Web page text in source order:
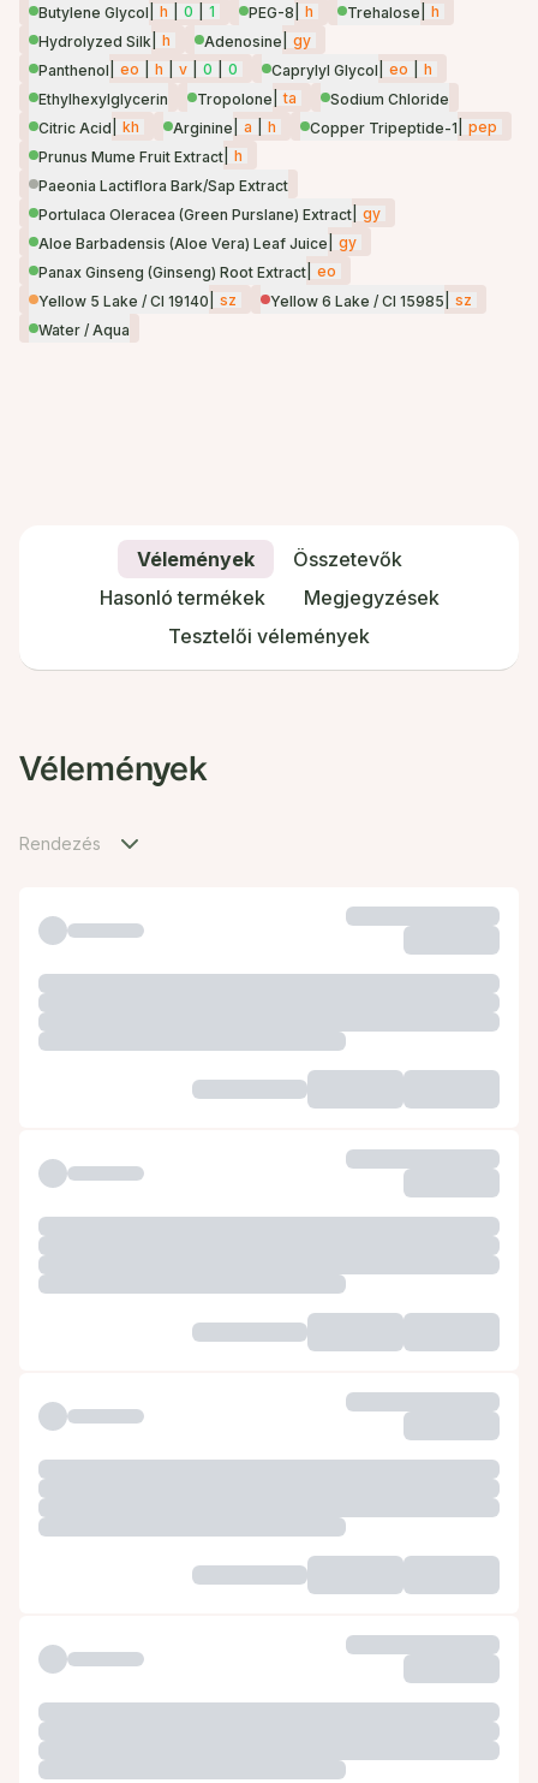
Butylene Glycol
h 0 1 PEG-8 h Trehalose
h
Hydrolyzed Silk h Adenosine
gy
Panthenol
eo h v 0 0 Caprylyl Glycol eo
h
Ethylhexylglycerin
Tropolone ta
Sodium Chloride
Citric Acid
kh Arginine a h Copper Tripeptide-1
pep
Prunus Mume Fruit Extract h
Paeonia Lactiflora Bark/Sap Extract
Portulaca Oleracea (Green Purslane) Extract gy
Aloe Barbadensis (Aloe Vera) Leaf Juice
gy
Panax Ginseng (Ginseng) Root Extract eo
Yellow 5 Lake / CI 19140
sz Yellow 6 Lake / CI 15985
sz
Water / Aqua
Vélemények
Összetevők
Hasonló termékek
Megjegyzések
Tesztelői vélemények
Vélemények
Rendezés